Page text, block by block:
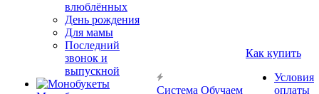
влюблённых
День рождения
Для мамы
Последний
звонок и
выпускной
Система Обучаем
Как купить
Условия
оплаты